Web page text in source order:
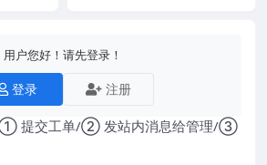
用户您好！请先登录！
登录 注册
① 提交工单/② 发站内消息给管理/③